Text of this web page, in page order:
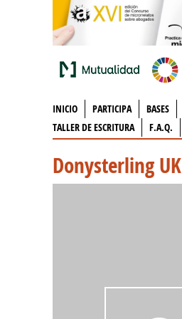
INICIO PARTICIPA BASES
TALLER DE ESCRITURA
F.A.Q.
Donysterling UK